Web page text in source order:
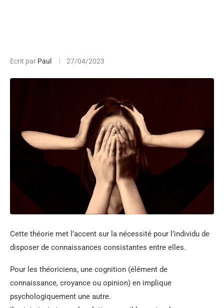
Ecrit par Paul 27/04/2023
Cette théorie met l’accent sur la nécessité pour l’individu de
disposer de connaissances consistantes entre elles.
Pour les théoriciens, une cognition (élément de
connaissance, croyance ou opinion) en implique
psychologiquement une autre.